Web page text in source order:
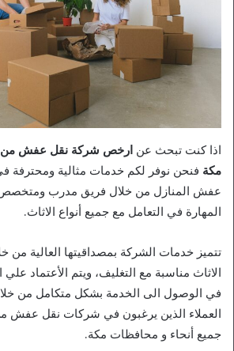
اذا كنت تبحث عن ارخص شركة نقل عفش
مكة فنحن نوفر لكم خدمات مثالية ومحترفة
عفش المنازل من خلال فريق مدرب ومتخصص
المهارة في التعامل مع جميع أنواع الاثاث.
تتميز خدمات الشركة بمصداقيتها العالية من
الاثاث مناسبة مع التغليف، ويتم الأعتماد
في الوصول الى الخدمة بشكل متكامل من
العملاء الذين يرغبون في شركات نقل
جميع أنحاء و محافظات مكة.